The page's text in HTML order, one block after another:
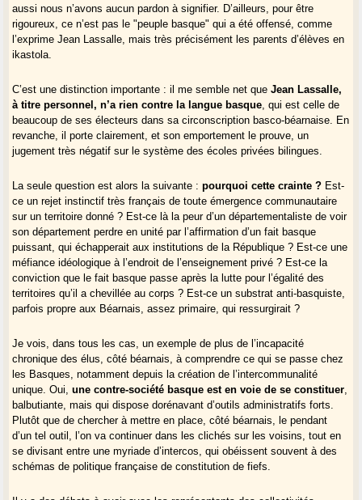
aussi nous n’avons aucun pardon à signifier. D’ailleurs, pour être
rigoureux, ce n’est pas le "peuple basque" qui a été offensé, comme
l’exprime Jean Lassalle, mais très précisément les parents d’élèves en
ikastola.
C’est une distinction importante : il me semble net que Jean Lassalle,
à titre personnel, n’a rien contre la langue basque , qui est celle de
beaucoup de ses électeurs dans sa circonscription basco-béarnaise. En
revanche, il porte clairement, et son emportement le prouve, un
jugement très négatif sur le système des écoles privées bilingues.
La seule question est alors la suivante :pourquoi cette crainte ? Est-
ce un rejet instinctif très français de toute émergence communautaire
sur un territoire donné ? Est-ce là la peur d’un départementaliste de voir
son département perdre en unité par l’affirmation d’un fait basque
puissant, qui échapperait aux institutions de la République ? Est-ce une
méfiance idéologique à l’endroit de l’enseignement privé ? Est-ce la
conviction que le fait basque passe après la lutte pour l’égalité des
territoires qu’il a chevillée au corps ? Est-ce un substrat anti-basquiste,
parfois propre aux Béarnais, assez primaire, qui ressurgirait ?
Je vois, dans tous les cas, un exemple de plus de l’incapacité
chronique des élus, côté béarnais, à comprendre ce qui se passe chez
les Basques, notamment depuis la création de l’intercommunalité
unique. Oui,une contre-société basque est en voie de se constituer
balbutiante, mais qui dispose dorénavant d’outils administratifs forts.
Plutôt que de chercher à mettre en place, côté béarnais, le pendant
d’un tel outil, l’on va continuer dans les clichés sur les voisins, tout en
se divisant entre une myriade d’intercos, qui obéissent souvent à des
schémas de politique française de constitution de fiefs.